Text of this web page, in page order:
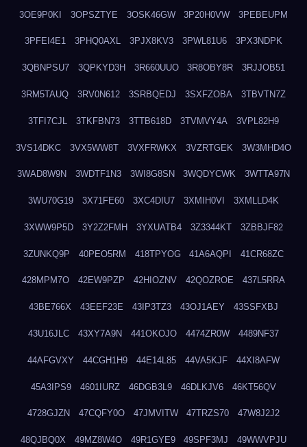
3OE9P0KI 3OPSZTYE 3OSK46GW 3P20H0VW 3PEBEUPM
3PFEI4E1 3PHQ0AXL 3PJX8KV3 3PWL81U6 3PX3NDPK
3QBNPSU7 3QPKYD3H 3R660UUO 3R8OBY8R 3RJJOB51
3RM5TAUQ 3RV0N612 3SRBQEDJ 3SXFZOBA 3TBVTN7Z
3TFI7CJL 3TKFBN73 3TTB618D 3TVMVY4A 3VPL82H9
3VS14DKC 3VX5WW8T 3VXFRWKX 3VZRTGEK 3W3MHD4O
3WAD8W9N 3WDTF1N3 3WI8G8SN 3WQDYCWK 3WTTA97N
3WU70G19 3X71FE60 3XC4DIU7 3XMIH0VI 3XMLLD4K
3XWW9P5D 3Y2Z2FMH 3YXUATB4 3Z3344KT 3ZBBJF82
3ZUNKQ9P 40PEO5RM 418TPYOG 41A6AQPI 41CR68ZC
428MPM7O 42EW9PZP 42HIOZNV 42QOZROE 437L5RRA
43BE766X 43EEF23E 43IP3TZ3 43OJ1AEY 43SSFXBJ
43U16JLC 43XY7A9N 441OKOJO 4474ZR0W 4489NF37
44AFGVXY 44CGH1H9 44E14L85 44VA5KJF 44XI8AFW
45A3IPS9 4601IURZ 46DGB3L9 46DLKJV6 46KT56QV
4728GJZN 47CQFY0O 47JMVITW 47TRZS70 47W8J2J2
48QJBQ0X 49MZ8W4O 49R1GYE9 49SPF3MJ 49WWVPJU